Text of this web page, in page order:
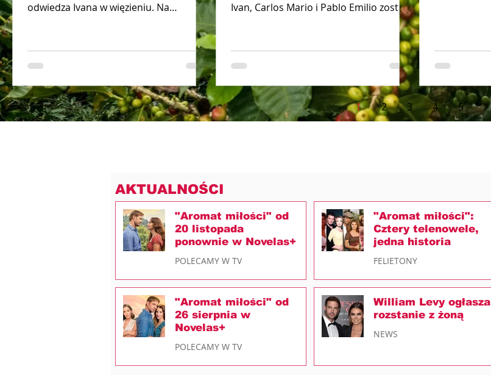
odwiedza Ivana w więzieniu. Na
Ivan, Carlos Mario i Pablo Emilio zostali
1 2 3 4 5
AKTUALNOŚCI
"Aromat miłości" od
20 listopada
ponownie w Novelas+
POLECAMY W TV
"Aromat miłości":
Cztery telenowele,
jedna historia
FELIETONY
"Aromat miłości" od
26 sierpnia w
Novelas+
POLECAMY W TV
William Levy ogłasza
rozstanie z żoną
NEWS